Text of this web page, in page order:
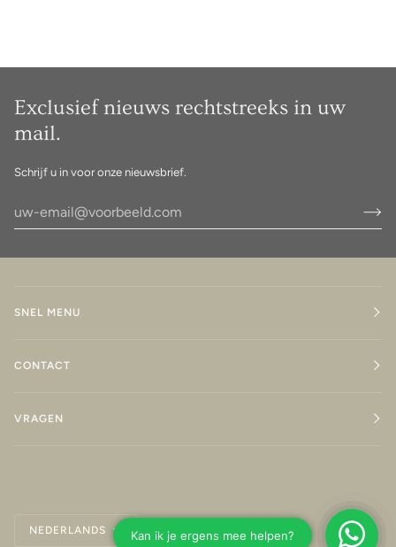
Exclusief nieuws rechtstreeks in uw
mail.
Schrijf u in voor onze nieuwsbrief.
SNEL MENU
CONTACT
VRAGEN
Taal
NEDERLANDS